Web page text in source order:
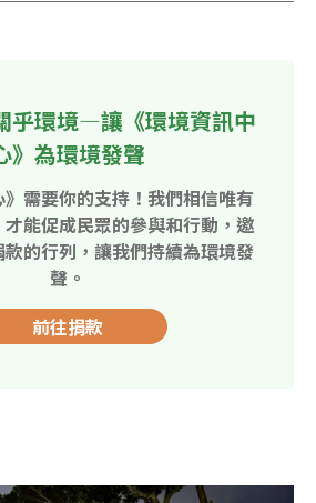
乎環境—讓《環境資訊中
》為環境發聲
》需要你的支持！我們相信唯有
能促成民眾的參與和行動，邀
的行列，讓我們持續為環境發
聲。
前往捐款